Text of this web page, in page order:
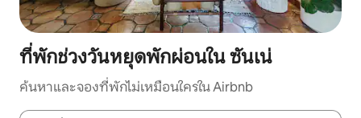
ที่พักช่วงวันหยุดพักผ่อนใน ซันเน่
ค้นหาและจองที่พักไม่เหมือนใครใน Airbnb